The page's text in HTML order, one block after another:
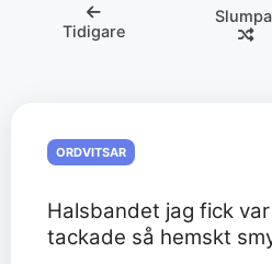
Tidigare
ORDVITSAR
Halsbandet jag fick
tackade så hemskt